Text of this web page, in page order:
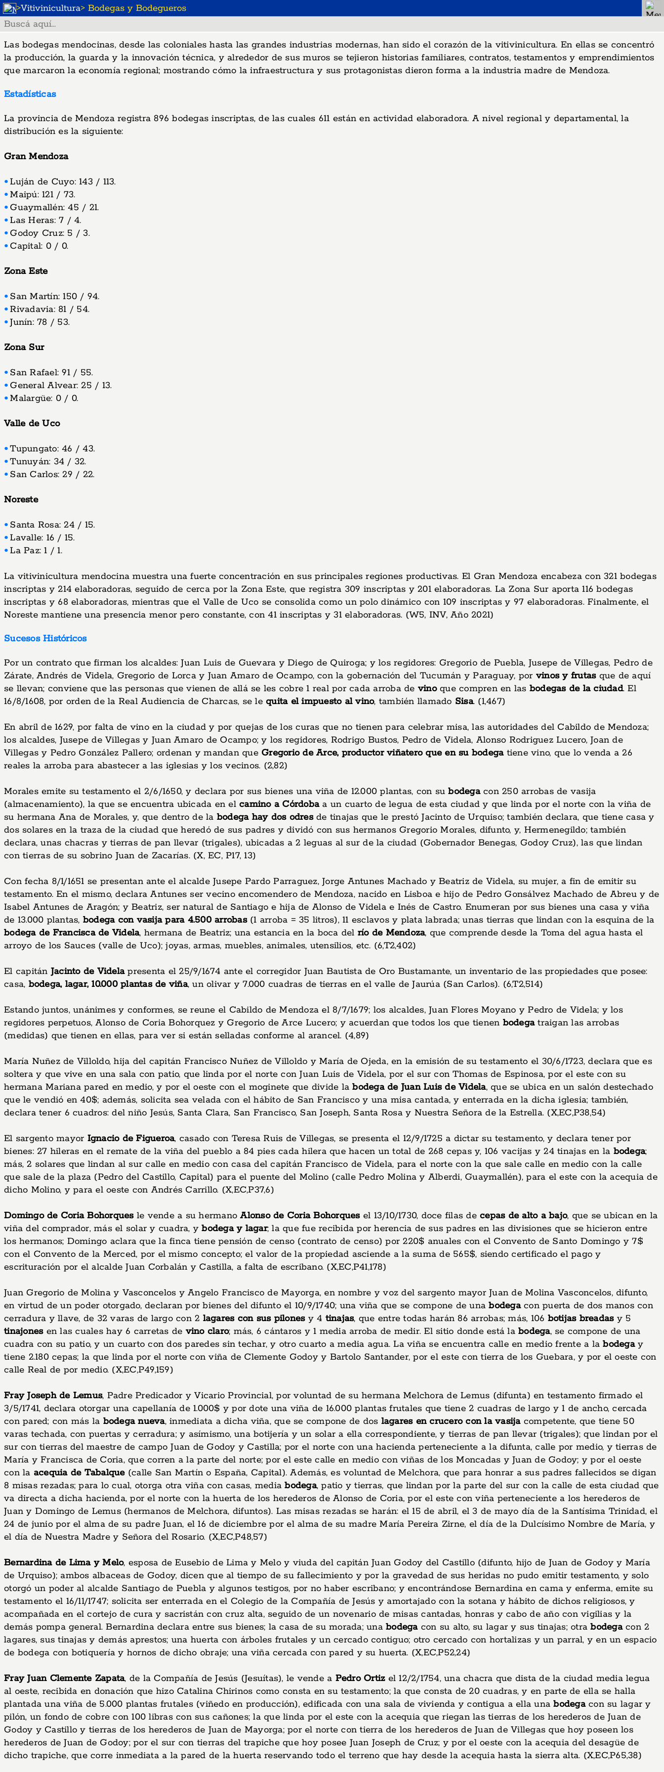
>Vitivinicultura> Bodegas y Bodegueros
Las bodegas mendocinas, desde las coloniales hasta las grandes industrias modernas, han sido el corazón de la vitivinicultura. En ellas se concentró
la producción, la guarda y la innovación técnica, y alrededor de sus muros se tejieron historias familiares, contratos, testamentos y emprendimientos
que marcaron la economía regional; mostrando cómo la infraestructura y sus protagonistas dieron forma a la industria madre de Mendoza.
Estadísticas
La provincia de Mendoza registra 896 bodegas inscriptas, de las cuales 611 están en actividad elaboradora. A nivel regional y departamental, la
distribución es la siguiente:
Gran Mendoza
Luján de Cuyo: 143 / 113.
Maipú: 121 / 73.
Guaymallén: 45 / 21.
Las Heras: 7 / 4.
Godoy Cruz: 5 / 3.
Capital: 0 / 0.
Zona Este
San Martín: 150 / 94.
Rivadavia: 81 / 54.
Junín: 78 / 53.
Zona Sur
San Rafael: 91 / 55.
General Alvear: 25 / 13.
Malargüe: 0 / 0.
Valle de Uco
Tupungato: 46 / 43.
Tunuyán: 34 / 32.
San Carlos: 29 / 22.
Noreste
Santa Rosa: 24 / 15.
Lavalle: 16 / 15.
La Paz: 1 / 1.
La vitivinicultura mendocina muestra una fuerte concentración en sus principales regiones productivas. El Gran Mendoza encabeza con 321 bodegas
inscriptas y 214 elaboradoras, seguido de cerca por la Zona Este, que registra 309 inscriptas y 201 elaboradoras. La Zona Sur aporta 116 bodegas
inscriptas y 68 elaboradoras, mientras que el Valle de Uco se consolida como un polo dinámico con 109 inscriptas y 97 elaboradoras. Finalmente, el
Noreste mantiene una presencia menor pero constante, con 41 inscriptas y 31 elaboradoras. (W5, INV, Año 2021)
Sucesos Históricos
Por un contrato que firman los alcaldes: Juan Luis de Guevara y Diego de Quiroga; y los regidores: Gregorio de Puebla, Jusepe de Villegas, Pedro de
Zárate, Andrés de Videla, Gregorio de Lorca y Juan Amaro de Ocampo, con la gobernación del Tucumán y Paraguay, por vinos y frutasque de aquí
se llevan; conviene que las personas que vienen de allá se les cobre 1 real por cada arroba de vinoque compren en las bodegas de la ciudad. El
16/8/1608, por orden de la Real Audiencia de Charcas, se le quita el impuesto al vino, también llamado Sisa. (1,467)
En abril de 1629, por falta de vino en la ciudad y por quejas de los curas que no tienen para celebrar misa, las autoridades del Cabildo de Mendoza;
los alcaldes, Jusepe de Villegas y Juan Amaro de Ocampo; y los regidores, Rodrigo Bustos, Pedro de Videla, Alonso Rodriguez Lucero, Joan de
Villegas y Pedro González Pallero; ordenan y mandan que Gregorio de Arce, productor viñatero que en su bodegatiene vino, que lo venda a 26
reales la arroba para abastecer a las iglesias y los vecinos. (2,82)
Morales emite su testamento el 2/6/1650, y declara por sus bienes una viña de 12.000 plantas, con subodegacon 250 arrobas de vasija
(almacenamiento), la que se encuentra ubicada en el camino a Córdobaa un cuarto de legua de esta ciudad y que linda por el norte con la viña de
su hermana Ana de Morales, y, que dentro de la bodega hay dos odresde tinajas que le prestó Jacinto de Urquiso; también declara, que tiene casa y
dos solares en la traza de la ciudad que heredó de sus padres y dividó con sus hermanos Gregorio Morales, difunto, y, Hermenegildo; también
declara, unas chacras y tierras de pan llevar (trigales), ubicadas a 2 leguas al sur de la ciudad (Gobernador Benegas, Godoy Cruz), las que lindan
con tierras de su sobrino Juan de Zacarías. (X, EC, P17, 13)
Con fecha 8/1/1651 se presentan ante el alcalde Jusepe Pardo Parraguez, Jorge Antunes Machado y Beatriz de Videla, su mujer, a fin de emitir su
testamento. En el mismo, declara Antunes ser vecino encomendero de Mendoza, nacido en Lisboa e hijo de Pedro Gonsálvez Machado de Abreu y de
Isabel Antunes de Aragón; y Beatriz, ser natural de Santiago e hija de Alonso de Videla e Inés de Castro. Enumeran por sus bienes una casa y viña
de 13.000 plantas, bodega con vasija para 4.500 arrobas(1 arroba = 35 litros), 11 esclavos y plata labrada; unas tierras que lindan con la esquina de la
bodega de Francisca de Videla, hermana de Beatriz; una estancia en la boca del río de Mendoza, que comprende desde la Toma del agua hasta el
arroyo de los Sauces (valle de Uco); joyas, armas, muebles, animales, utensilios, etc. (6,T2,402)
El capitánJacinto de Videlapresenta el 25/9/1674 ante el corregidor Juan Bautista de Oro Bustamante, un inventario de las propiedades que posee:
casa, bodega, lagar, 10.000 plantas de viña, un olivar y 7.000 cuadras de tierras en el valle de Jaurúa (San Carlos). (6,T2,514)
Estando juntos, unánimes y conformes, se reune el Cabildo de Mendoza el 8/7/1679; los alcaldes, Juan Flores Moyano y Pedro de Videla; y los
regidores perpetuos, Alonso de Coria Bohorquez y Gregorio de Arce Lucero; y acuerdan que todos los que tienen bodegatraigan las arrobas
(medidas) que tienen en ellas, para ver si están selladas conforme al arancel. (4,89)
María Nuñez de Villoldo, hija del capitán Francisco Nuñez de Villoldo y María de Ojeda, en la emisión de su testamento el 30/6/1723, declara que es
soltera y que vive en una sala con patio, que linda por el norte con Juan Luis de Videla, por el sur con Thomas de Espinosa, por el este con su
hermana Mariana pared en medio, y por el oeste con el moginete que divide labodega de Juan Luis de Videla, que se ubica en un salón destechado
que le vendió en 40$; además, solicita sea velada con el hábito de San Francisco y una misa cantada, y enterrada en la dicha iglesia; también,
declara tener 6 cuadros: del niño Jesús, Santa Clara, San Francisco, San Joseph, Santa Rosa y Nuestra Señora de la Estrella. (X,EC,P38,54)
El sargento mayor Ignacio de Figueroa, casado con Teresa Ruis de Villegas, se presenta el 12/9/1725 a dictar su testamento, y declara tener por
bienes: 27 hileras en el remate de la viña del pueblo a 84 pies cada hilera que hacen un total de 268 cepas y, 106 vacijas y 24 tinajas en la bodega;
más, 2 solares que lindan al sur calle en medio con casa del capitán Francisco de Videla, para el norte con la que sale calle en medio con la calle
que sale de la plaza (Pedro del Castillo, Capital) para el puente del Molino (calle Pedro Molina y Alberdi, Guaymallén), para el este con la acequia de
dicho Molino, y para el oeste con Andrés Carrillo. (X,EC,P37,6)
Domingo de Coria Bohorquesle vende a su hermanoAlonso de Coria Bohorquesel 13/10/1730, doce filas de cepas de alto a bajo, que se ubican en la
viña del comprador, más el solar y cuadra, ybodega y lagar; la que fue recibida por herencia de sus padres en las divisiones que se hicieron entre
los hermanos; Domingo aclara que la finca tiene pensión de censo (contrato de censo) por 220$ anuales con el Convento de Santo Domingo y 7$
con el Convento de la Merced, por el mismo concepto; el valor de la propiedad asciende a la suma de 565$, siendo certificado el pago y
escrituración por el alcalde Juan Corbalán y Castilla, a falta de escribano. (X,EC,P41,178)
Juan Gregorio de Molina y Vasconcelos y Angelo Francisco de Mayorga, en nombre y voz del sargento mayor Juan de Molina Vasconcelos, difunto,
en virtud de un poder otorgado, declaran por bienes del difunto el 10/9/1740; una viña que se compone de unabodegacon puerta de dos manos con
cerradura y llave, de 32 varas de largo con 2 lagares con sus pilonesy 4 tinajas, que entre todas harán 86 arrobas; más, 106 botijas breadasy 5
tinajonesen las cuales hay 6 carretas de vino claro; más, 6 cántaros y 1 media arroba de medir. El sitio donde está la bodega, se compone de una
cuadra con su patio, y un cuarto con dos paredes sin techar, y otro cuarto a media agua. La viña se encuentra calle en medio frente a labodegay
tiene 2.180 cepas; la que linda por el norte con viña de Clemente Godoy y Bartolo Santander, por el este con tierra de los Guebara, y por el oeste con
calle Real de por medio. (X,EC,P49,159)
Fray Joseph de Lemus, Padre Predicador y Vicario Provincial, por voluntad de su hermana Melchora de Lemus (difunta) en testamento firmado el
3/5/1741, declara otorgar una capellanía de 1.000$ y por dote una viña de 16.000 plantas frutales que tiene 2 cuadras de largo y 1 de ancho, cercada
con pared; con más la bodega nueva, inmediata a dicha viña, que se compone de dos lagares en crucero con la vasijacompetente, que tiene 50
varas techada, con puertas y cerradura; y asímismo, una botijería y un solar a ella correspondiente, y tierras de pan llevar (trigales); que lindan por el
sur con tierras del maestre de campo Juan de Godoy y Castilla; por el norte con una hacienda perteneciente a la difunta, calle por medio, y tierras de
María y Francisca de Coria, que corren a la parte del norte; por el este calle en medio con viñas de los Moncadas y Juan de Godoy; y por el oeste
con la acequia de Tabalque(calle San Martín o España, Capital). Además, es voluntad de Melchora, que para honrar a sus padres fallecidos se digan
8 misas rezadas; para lo cual, otorga otra viña con casas, mediabodega, patio y tierras, que lindan por la parte del sur con la calle de esta ciudad que
va directa a dicha hacienda, por el norte con la huerta de los herederos de Alonso de Coria, por el este con viña perteneciente a los herederos de
Juan y Domingo de Lemus (hermanos de Melchora, difuntos). Las misas rezadas se harán: el 15 de abril, el 3 de mayo día de la Santísima Trinidad, el
24 de junio por el alma de su padre Juan, el 16 de diciembre por el alma de su madre María Pereira Zirne, el día de la Dulcísimo Nombre de María, y
el día de Nuestra Madre y Señora del Rosario. (X,EC,P48,57)
Bernardina de Lima y Melo, esposa de Eusebio de Lima y Melo y viuda del capitán Juan Godoy del Castillo (difunto, hijo de Juan de Godoy y María
de Urquiso); ambos albaceas de Godoy, dicen que al tiempo de su fallecimiento y por la gravedad de sus heridas no pudo emitir testamento, y solo
otorgó un poder al alcalde Santiago de Puebla y algunos testigos, por no haber escribano; y encontrándose Bernardina en cama y enferma, emite su
testamento el 16/11/1747; solicita ser enterrada en el Colegio de la Compañía de Jesús y amortajado con la sotana y hábito de dichos religiosos, y
acompañada en el cortejo de cura y sacristán con cruz alta, seguido de un novenario de misas cantadas, honras y cabo de año con vigilias y la
demás pompa general. Bernardina declara entre sus bienes; la casa de su morada; una bodegacon su alto, su lagar y sus tinajas; otrabodegacon 2
lagares, sus tinajas y demás aprestos; una huerta con árboles frutales y un cercado contiguo; otro cercado con hortalizas y un parral, y en un espacio
de bodega con botiquería y hornos de dicho obraje; una viña cercada con pared y su huerta. (X,EC,P52,24)
Fray Juan Clemente Zapata, de la Compañía de Jesús (Jesuítas), le vende a Pedro Ortizel 12/2/1754, una chacra que dista de la ciudad media legua
al oeste, recibida en donación que hizo Catalina Chirinos como consta en su testamento; la que consta de 20 cuadras, y en parte de ella se halla
plantada una viña de 5.000 plantas frutales (viñedo en producción), edificada con una sala de vivienda y contigua a ella unabodegacon su lagar y
pilón, un fondo de cobre con 100 libras con sus cañones; la que linda por el este con la acequia que riegan las tierras de los herederos de Juan de
Godoy y Castillo y tierras de los herederos de Juan de Mayorga; por el norte con tierra de los herederos de Juan de Villegas que hoy poseen los
herederos de Juan de Godoy; por el sur con tierras del trapiche que hoy posee Juan Joseph de Cruz; y por el oeste con la acequia del desagüe de
dicho trapiche, que corre inmediata a la pared de la huerta reservando todo el terreno que hay desde la acequia hasta la sierra alta. (X,EC,P65,38)